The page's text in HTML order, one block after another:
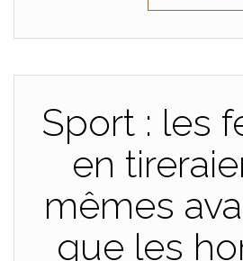
Sport : les
en
mêmes
que les